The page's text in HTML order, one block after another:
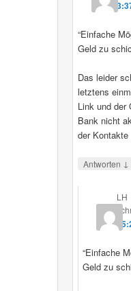
“Einfache
Geld zu
Das leider
letztens
Link und der
Bank nicht
der
Antworten ↓
LH
“Einfache
Geld zu